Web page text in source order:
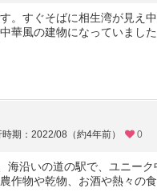
。すぐそばに相生湾が見え
華風の建物になっていました
期：2022/08（約4年前） 0
海沿いの道の駅で、ユニーク
作物や乾物、お酒や熱々の